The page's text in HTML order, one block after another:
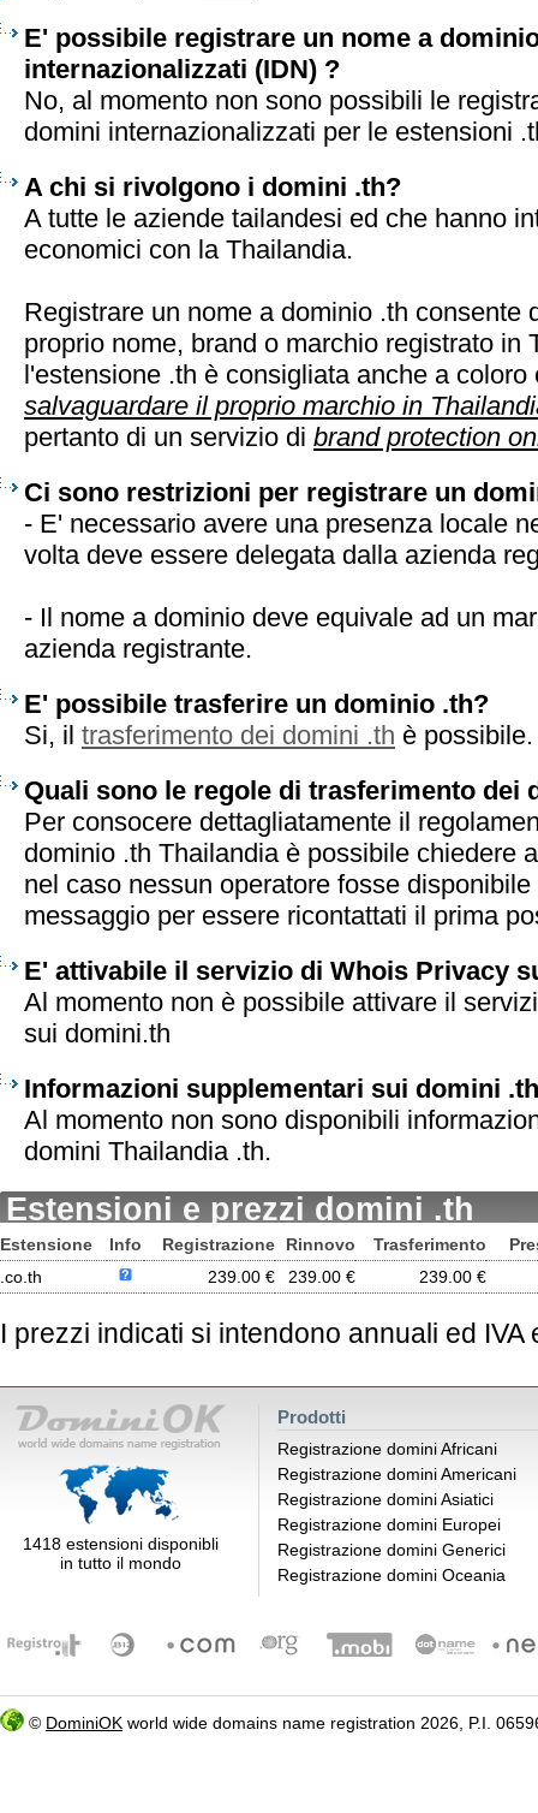
E' possibile registrare un nome a
internazionalizzati (IDN) ?
No, al momento non sono possibili le
domini internazionalizzati per le estensioni
A chi si rivolgono i domini .th?
A tutte le aziende tailandesi ed che hanno
economici con la Thailandia.
Registrare un nome a dominio .th consente
proprio nome, brand o marchio registrato in
l'estensione .th è consigliata anche a coloro
salvaguardare il proprio marchio in
pertanto di un servizio di brand protection
Ci sono restrizioni per registrare un
- E' necessario avere una presenza locale
volta deve essere delegata dalla azienda
- Il nome a dominio deve equivale ad un
azienda registrante.
E' possibile trasferire un dominio .th?
Si, il trasferimento dei domini .th è possibile.
Quali sono le regole di trasferimento dei
Per consocere dettagliatamente il
dominio .th Thailandia è possibile chiedere
nel caso nessun operatore fosse
messaggio per essere ricontattati il prima
E' attivabile il servizio di Whois Privacy
Al momento non è possibile attivare il
sui domini.th
Informazioni supplementari sui domini .th
Al momento non sono disponibili
domini Thailandia .th.
Estensioni e prezzi domini .th
Estensione Info Registrazione Rinnovo Trasferimento
.co.th
239.00 € 239.00 € 239.00 €
I prezzi indicati si intendono annuali ed IVA
1418 estensioni disponibli
in tutto il mondo
Prodotti
Registrazione domini Africani
Registrazione domini Americani
Registrazione domini Asiatici
Registrazione domini Europei
Registrazione domini Generici
Registrazione domini Oceania
© DominiOK world wide domains name registration 2026, P.I.